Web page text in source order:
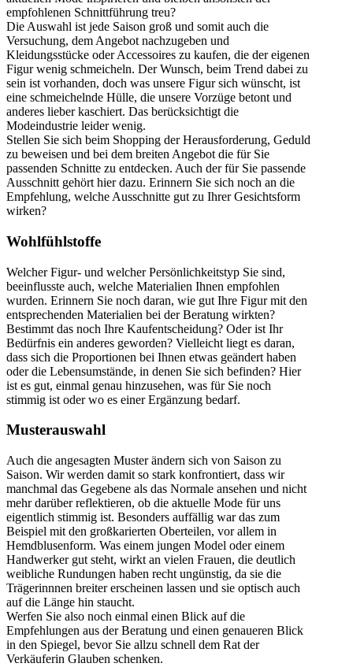
empfohlenen Schnittführung treu?
Die Auswahl ist jede Saison groß und somit auch die
Versuchung, dem Angebot nachzugeben und
Kleidungsstücke oder Accessoires zu kaufen, die der eigenen
Figur wenig schmeicheln. Der Wunsch, beim Trend dabei zu
sein ist vorhanden, doch was unsere Figur sich wünscht, ist
eine schmeichelnde Hülle, die unsere Vorzüge betont und
anderes lieber kaschiert. Das berücksichtigt die
Modeindustrie leider wenig.
Stellen Sie sich beim Shopping der Herausforderung, Geduld
zu beweisen und bei dem breiten Angebot die für Sie
passenden Schnitte zu entdecken. Auch der für Sie passende
Ausschnitt gehört hier dazu. Erinnern Sie sich noch an die
Empfehlung, welche Ausschnitte gut zu Ihrer Gesichtsform
wirken?
Wohlfühlstoffe
Welcher Figur- und welcher Persönlichkeitstyp Sie sind,
beeinflusste auch, welche Materialien Ihnen empfohlen
wurden. Erinnern Sie noch daran, wie gut Ihre Figur mit den
entsprechenden Materialien bei der Beratung wirkten?
Bestimmt das noch Ihre Kaufentscheidung? Oder ist Ihr
Bedürfnis ein anderes geworden? Vielleicht liegt es daran,
dass sich die Proportionen bei Ihnen etwas geändert haben
oder die Lebensumstände, in denen Sie sich befinden? Hier
ist es gut, einmal genau hinzusehen, was für Sie noch
stimmig ist oder wo es einer Ergänzung bedarf.
Musterauswahl
Auch die angesagten Muster ändern sich von Saison zu
Saison. Wir werden damit so stark konfrontiert, dass wir
manchmal das Gegebene als das Normale ansehen und nicht
mehr darüber reflektieren, ob die aktuelle Mode für uns
eigentlich stimmig ist. Besonders auffällig war das zum
Beispiel mit den großkarierten Oberteilen, vor allem in
Hemdblusenform. Was einem jungen Model oder einem
Handwerker gut steht, wirkt an vielen Frauen, die deutlich
weibliche Rundungen haben recht ungünstig, da sie die
Trägerinnnen breiter erscheinen lassen und sie optisch auch
auf die Länge hin staucht.
Werfen Sie also noch einmal einen Blick auf die
Empfehlungen aus der Beratung und einen genaueren Blick
in den Spiegel, bevor Sie allzu schnell dem Rat der
Verkäuferin Glauben schenken.